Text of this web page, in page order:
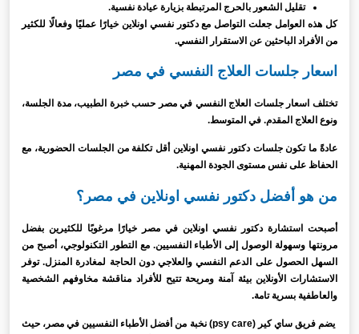
تقليل الشعور بالحرج المرتبطة بزيارة عيادة نفسية.
كل هذه العوامل جعلت التواصل مع دكتور نفسي اونلاين خيارًا عمليًا وفعالًا للكثير
من الأفراد الباحثين عن الاستقرار النفسي.
اسعار جلسات العلاج النفسي في مصر
تختلف اسعار جلسات العلاج النفسي في مصر حسب خبرة الطبيب، مدة الجلسة،
ونوع العلاج المقدم. في المتوسط.
عادةً ما تكون جلسات دكتور نفسي اونلاين أقل تكلفة من الجلسات الحضورية، مع
الحفاظ على نفس مستوى الجودة المهنية.
من هو أفضل دكتور نفسي اونلاين في مصر؟
أصبحت استشارة دكتور نفسي اونلاين في مصر خيارًا مرغوبًا للكثيرين بفضل
مرونتها وسهولة الوصول إلى الأطباء النفسيين. مع التطور التكنولوجي، أصبح من
السهل الحصول على الدعم النفسي والعلاجي دون الحاجة لمغادرة المنزل. توفر
الاستشارات الأونلاين بيئة آمنة ومريحة تتيح للأفراد مناقشة مخاوفهم الشخصية
والعاطفية بسرية تامة.
يضم فريق ساي كير (psy care) نخبة من أفضل الأطباء النفسيين في مصر، حيث